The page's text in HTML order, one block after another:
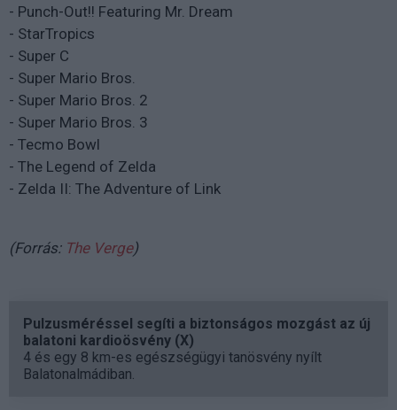
- Punch-Out!! Featuring Mr. Dream
- StarTropics
- Super C
- Super Mario Bros.
- Super Mario Bros. 2
- Super Mario Bros. 3
- Tecmo Bowl
- The Legend of Zelda
- Zelda II: The Adventure of Link
(Forrás: The Verge)
Pulzusméréssel segíti a biztonságos mozgást az új
balatoni kardioösvény (X)
4 és egy 8 km-es egészségügyi tanösvény nyílt
Balatonalmádiban.